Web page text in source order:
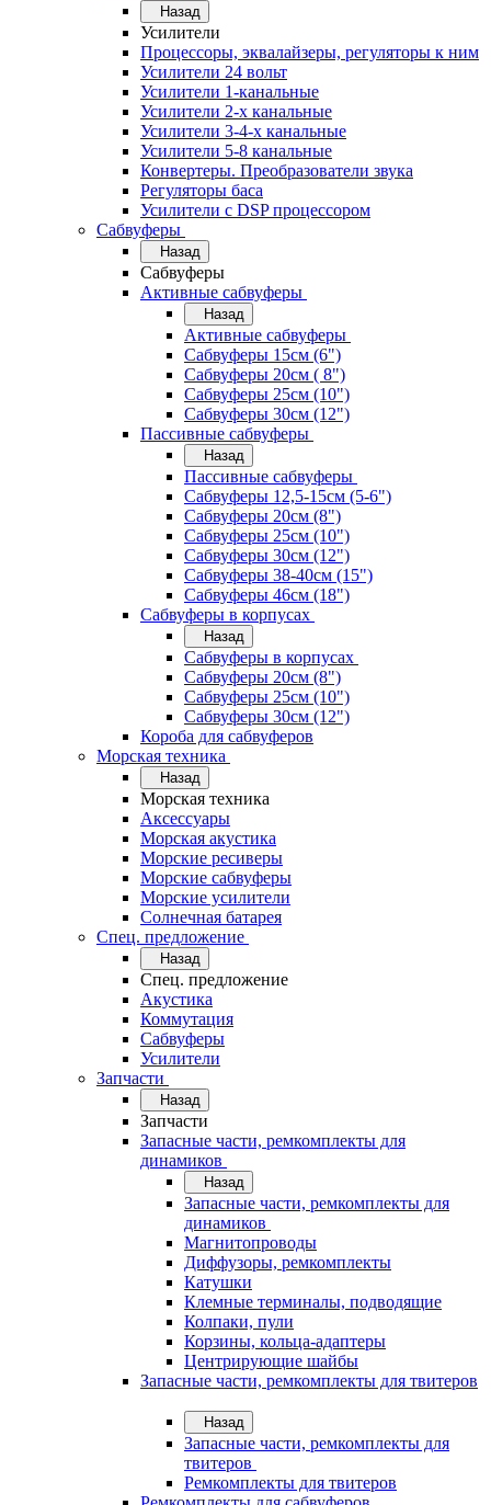
Назад
Усилители
Процессоры, эквалайзеры, регуляторы к ним
Усилители 24 вольт
Усилители 1-канальные
Усилители 2-х канальные
Усилители 3-4-х канальные
Усилители 5-8 канальные
Конвертеры. Преобразователи звука
Регуляторы баса
Усилители с DSP процессором
Сабвуферы
Назад
Сабвуферы
Активные сабвуферы
Назад
Активные сабвуферы
Сабвуферы 15см (6")
Сабвуферы 20см ( 8")
Сабвуферы 25см (10")
Сабвуферы 30см (12")
Пассивные сабвуферы
Назад
Пассивные сабвуферы
Сабвуферы 12,5-15см (5-6")
Сабвуферы 20см (8")
Сабвуферы 25см (10")
Сабвуферы 30см (12")
Сабвуферы 38-40см (15")
Сабвуферы 46см (18")
Сабвуферы в корпусах
Назад
Сабвуферы в корпусах
Сабвуферы 20см (8")
Сабвуферы 25см (10")
Сабвуферы 30см (12")
Короба для сабвуферов
Морская техника
Назад
Морская техника
Аксессуары
Морская акустика
Морские ресиверы
Морские сабвуферы
Морские усилители
Солнечная батарея
Спец. предложение
Назад
Спец. предложение
Акустика
Коммутация
Сабвуферы
Усилители
Запчасти
Назад
Запчасти
Запасные части, ремкомплекты для
динамиков
Назад
Запасные части, ремкомплекты для
динамиков
Магнитопроводы
Диффузоры, ремкомплекты
Катушки
Клемные терминалы, подводящие
Колпаки, пули
Корзины, кольца-адаптеры
Центрирующие шайбы
Запасные части, ремкомплекты для твитеров
Назад
Запасные части, ремкомплекты для
твитеров
Ремкомплекты для твитеров